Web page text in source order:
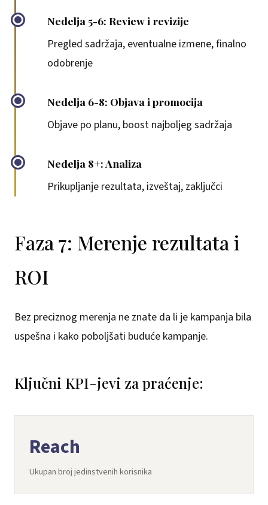
Nedelja 5-6: Review i revizije
Pregled sadržaja, eventualne izmene, finalno
odobrenje
Nedelja 6-8: Objava i promocija
Objave po planu, boost najboljeg sadržaja
Nedelja 8+: Analiza
Prikupljanje rezultata, izveštaj, zaključci
Faza 7: Merenje rezultata i
ROI
Bez preciznog merenja ne znate da li je kampanja bila
uspešna i kako poboljšati buduće kampanje.
Ključni KPI-jevi za praćenje:
Reach
Ukupan broj jedinstvenih korisnika